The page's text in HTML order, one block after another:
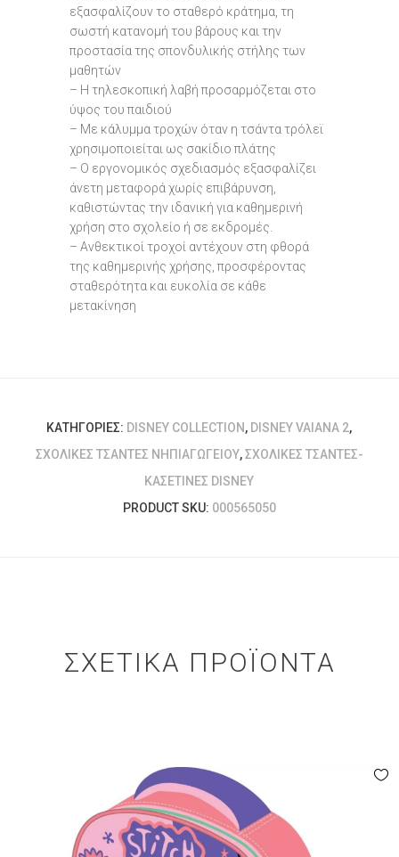
εξασφαλίζουν το σταθερό κράτημα, τη
σωστή κατανομή του βάρους και την
προστασία της σπονδυλικής στήλης των
μαθητών
– Η τηλεσκοπική λαβή προσαρμόζεται στο
ύψος του παιδιού
– Με κάλυμμα τροχών όταν η τσάντα τρόλεϊ
χρησιμοποιείται ως σακίδιο πλάτης
– Ο εργονομικός σχεδιασμός εξασφαλίζει
άνετη μεταφορά χωρίς επιβάρυνση,
καθιστώντας την ιδανική για καθημερινή
χρήση στο σχολείο ή σε εκδρομές.
– Ανθεκτικοί τροχοί αντέχουν στη φθορά
της καθημερινής χρήσης, προσφέροντας
σταθερότητα και ευκολία σε κάθε
μετακίνηση
ΚΑΤΗΓΟΡΊΕΣ: DISNEY COLLECTION, DISNEY VAIANA 2,
ΣΧΟΛΙΚΈΣ ΤΣΆΝΤΕΣ ΝΗΠΙΑΓΩΓΕΊΟΥ,ΣΧΟΛΙΚΈΣ ΤΣΆΝΤΕΣ-
ΚΑΣΕΤΊΝΕΣ DISNEY
PRODUCT SKU: 000565050
ΣΧΕΤΙΚΆ ΠΡΟΪΌΝΤΑ